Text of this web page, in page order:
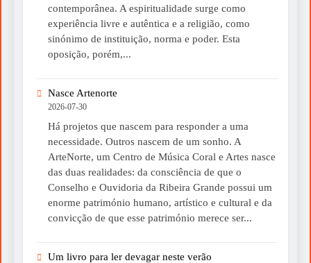
contemporânea. A espiritualidade surge como
experiência livre e autêntica e a religião, como
sinónimo de instituição, norma e poder. Esta
oposição, porém,...
Nasce Artenorte
2026-07-30
Há projetos que nascem para responder a uma
necessidade. Outros nascem de um sonho. A
ArteNorte, um Centro de Música Coral e Artes nasce
das duas realidades: da consciência de que o
Conselho e Ouvidoria da Ribeira Grande possui um
enorme património humano, artístico e cultural e da
convicção de que esse património merece ser...
Um livro para ler devagar neste verão